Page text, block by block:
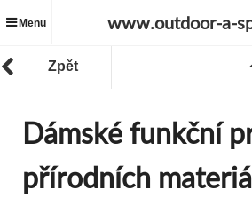
Menu www.outdoor-a-
Zpět
Dámské funkční
přírodních